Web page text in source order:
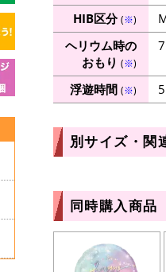
HIB区分(※)
ヘリウム時の
おもり (※)
浮遊時間 (※)
別サイズ・関
同時購入商品